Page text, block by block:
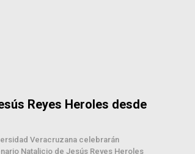
Reyes Heroles desde
Veracruzana celebrarán
Natalicio de Jesús Reyes Heroles